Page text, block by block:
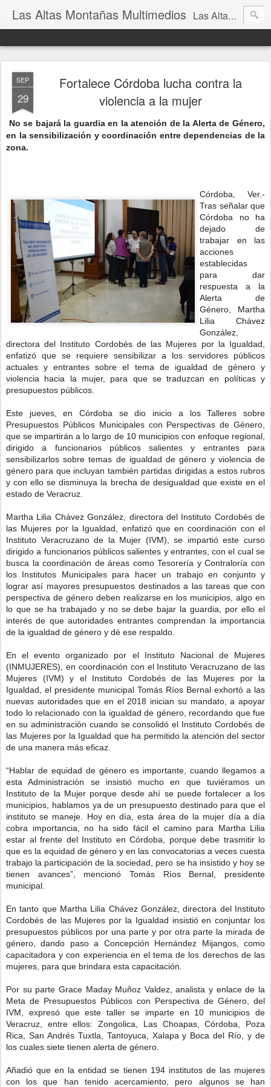
Las Altas Montañas Multimedios Las Altas Montañas Multimedios
SEP
29
Fortalece Córdoba lucha contra la
violencia a la mujer
No se bajará la guardia en la atención de la Alerta de Género,
en la sensibilización y coordinación entre dependencias de la
zona.
Córdoba, Ver.-
Tras señalar que
Córdoba no ha
dejado de
trabajar en las
acciones
establecidas
para dar
respuesta a la
Alerta de
Género, Martha
Lilia Chávez
González,
directora del Instituto Cordobés de las Mujeres por la Igualdad,
enfatizó que se requiere sensibilizar a los servidores públicos
actuales y entrantes sobre el tema de igualdad de género y
violencia hacia la mujer, para que se traduzcan en políticas y
presupuestos públicos.
Este jueves, en Córdoba se dio inicio a los Talleres sobre
Presupuestos Públicos Municipales con Perspectivas de Género,
que se impartirán a lo largo de 10 municipios con enfoque regional,
dirigido a funcionarios públicos salientes y entrantes para
sensibilizarlos sobre temas de igualdad de género y violencia de
género para que incluyan también partidas dirigidas a estos rubros
y con ello se disminuya la brecha de desigualdad que existe en el
estado de Veracruz.
Martha Lilia Chávez González, directora del Instituto Cordobés de
las Mujeres por la Igualdad, enfatizó que en coordinación con el
Instituto Veracruzano de la Mujer (IVM), se impartió este curso
dirigido a funcionarios públicos salientes y entrantes, con el cual se
busca la coordinación de áreas como Tesorería y Contraloría con
los Institutos Municipales para hacer un trabajo en conjunto y
lograr así mayores presupuestos destinados a las tareas que con
perspectiva de género deben realizarse en los municipios, algo en
lo que se ha trabajado y no se debe bajar la guardia, por ello el
interés de que autoridades entrantes comprendan la importancia
de la igualdad de género y dé ese respaldo.
En el evento organizado por el Instituto Nacional de Mujeres
(INMUJERES), en coordinación con el Instituto Veracruzano de las
Mujeres (IVM) y el Instituto Cordobés de las Mujeres por la
Igualdad, el presidente municipal Tomás Ríos Bernal exhortó a las
nuevas autoridades que en el 2018 inician su mandato, a apoyar
todo lo relacionado con la igualdad de género, recordando que fue
en su administración cuando se consolidó el Instituto Cordobés de
las Mujeres por la Igualdad que ha permitido la atención del sector
de una manera más eficaz.
“Hablar de equidad de género es importante, cuando llegamos a
esta Administración se insistió mucho en que tuviéramos un
Instituto de la Mujer porque desde ahí se puede fortalecer a los
municipios, hablamos ya de un presupuesto destinado para que el
instituto se maneje. Hoy en día, esta área de la mujer día a día
cobra importancia, no ha sido fácil el camino para Martha Lilia
estar al frente del Instituto en Córdoba, porque debe trasmitir lo
que es la equidad de género y en las convocatorias a veces cuesta
trabajo la participación de la sociedad, pero se ha insistido y hoy se
tienen avances”, mencionó Tomás Ríos Bernal, presidente
municipal.
En tanto que Martha Lilia Chávez González, directora del Instituto
Cordobés de las Mujeres por la Igualdad insistió en conjuntar los
presupuestos públicos por una parte y por otra parte la mirada de
género, dando paso a Concepción Hernández Mijangos, como
capacitadora y con experiencia en el tema de los derechos de las
mujeres, para que brindara esta capacitación.
Por su parte Grace Maday Muñoz Valdez, analista y enlace de la
Meta de Presupuestos Públicos con Perspectiva de Género, del
IVM, expresó que este taller se imparte en 10 municipios de
Veracruz, entre ellos: Zongolica, Las Choapas, Córdoba, Poza
Rica, San Andrés Tuxtla, Tantoyuca, Xalapa y Boca del Río, y de
los cuales siete tienen alerta de género.
Añadió que en la entidad se tienen 194 institutos de las mujeres
con los que han tenido acercamiento, pero algunos se han